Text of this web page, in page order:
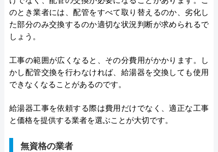
のとき業者には、配管をすべて取り替えるのか、劣化し
た部分のみ交換するのか適切な状況判断が求められるで
しょう。
工事の範囲が広くなると、その分費用がかかります。し
かし配管交換を行わなければ、給湯器を交換しても使用
できなくなることがあるのです。
給湯器工事を依頼する際は費用だけでなく、適正な工事
と価格を提供する業者を選ぶことが大切です。
無資格の業者